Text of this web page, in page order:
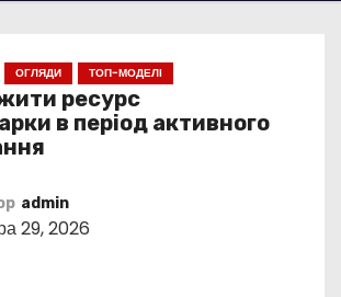
ОГЛЯДИ ТОП-МОДЕЛІ
ресурс
в період активного
admin
29, 2026